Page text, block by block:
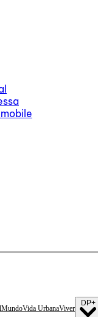
MundoVida UrbanaViver
DP+